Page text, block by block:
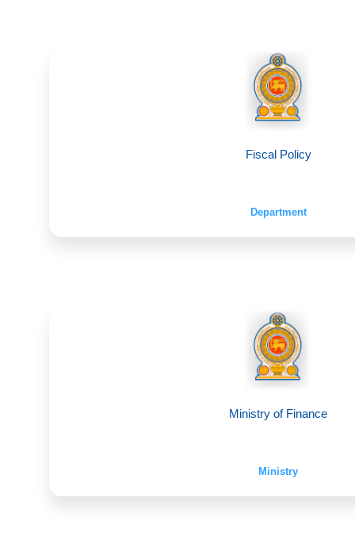
Fiscal Policy
Department
Ministry of Finance
Ministry